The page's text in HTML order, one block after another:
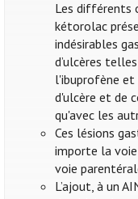
Les différents
kétorolac
indésirables
d’ulcères
l'ibuprofène et
d'ulcère et de
qu'avec les
Ces lésions
importe la voie
voie
L’ajout, à un